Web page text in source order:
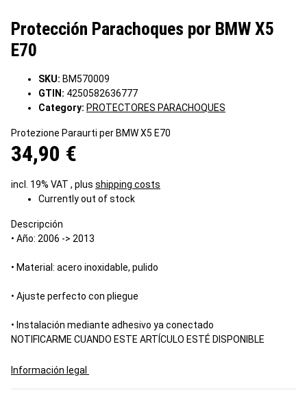
Protección Parachoques por BMW X5
E70
SKU: BM570009
GTIN: 4250582636777
Category: PROTECTORES PARACHOQUES
Protezione Paraurti per BMW X5 E70
34,90 €
incl. 19% VAT , plus shipping costs
Currently out of stock
Descripción
• Año: 2006 -> 2013
• Material: acero inoxidable, pulido
• Ajuste perfecto con pliegue
• Instalación mediante adhesivo ya conectado
NOTIFICARME CUANDO ESTE ARTÍCULO ESTÉ DISPONIBLE
Información legal